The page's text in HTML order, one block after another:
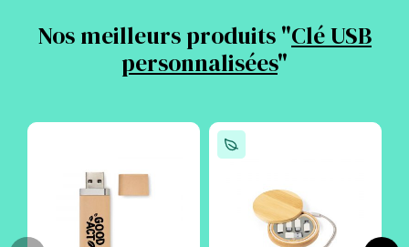
Nos meilleurs produits "Clé USB
personnalisées"